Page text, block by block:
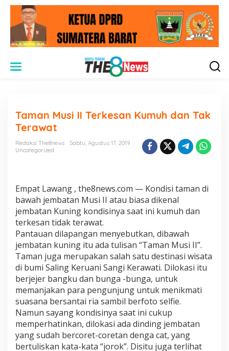
Taman Musi II Terkesan Kumuh dan Tak
Terawat
Redaksi The8news
Sabtu, Agustus 17, 2019
Uncategorized
Empat Lawang , the8news.com — Kondisi taman di
bawah jembatan Musi II atau biasa dikenal
jembatan Kuning kondisinya saat ini kumuh dan
terkesan tidak terawat.
Pantauan dilapangan menyebutkan, dibawah
jembatan kuning itu ada tulisan “Taman Musi II”.
Taman juga merupakan salah satu destinasi wisata
di bumi Saling Keruani Sangi Kerawati. Dilokasi itu
berjejer bangku dan bunga -bunga, untuk
memanjakan para pengunjung untuk menikmati
suasana bersantai ria sambil berfoto selfie.
Namun sayang kondisinya saat ini cukup
memperhatinkan, dilokasi ada dinding jembatan
yang sudah bercoret-coretan denga cat, yang
bertuliskan kata-kata “jorok”. Disitu juga terlihat